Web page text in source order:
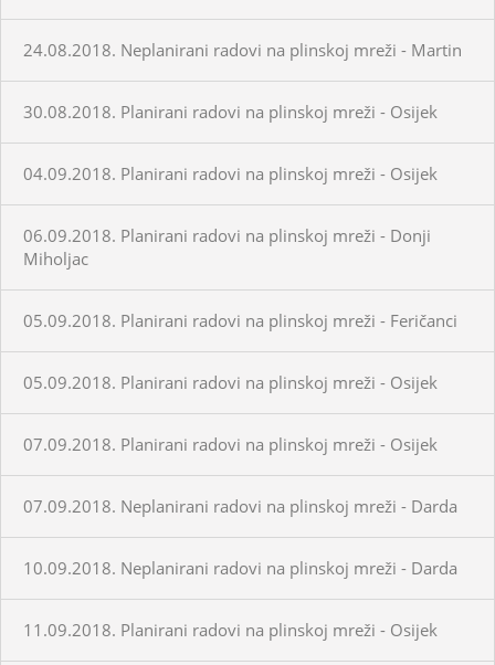
24.08.2018. Neplanirani radovi na plinskoj mreži - Martin
30.08.2018. Planirani radovi na plinskoj mreži - Osijek
04.09.2018. Planirani radovi na plinskoj mreži - Osijek
06.09.2018. Planirani radovi na plinskoj mreži - Donji
Miholjac
05.09.2018. Planirani radovi na plinskoj mreži - Feričanci
05.09.2018. Planirani radovi na plinskoj mreži - Osijek
07.09.2018. Planirani radovi na plinskoj mreži - Osijek
07.09.2018. Neplanirani radovi na plinskoj mreži - Darda
10.09.2018. Neplanirani radovi na plinskoj mreži - Darda
11.09.2018. Planirani radovi na plinskoj mreži - Osijek